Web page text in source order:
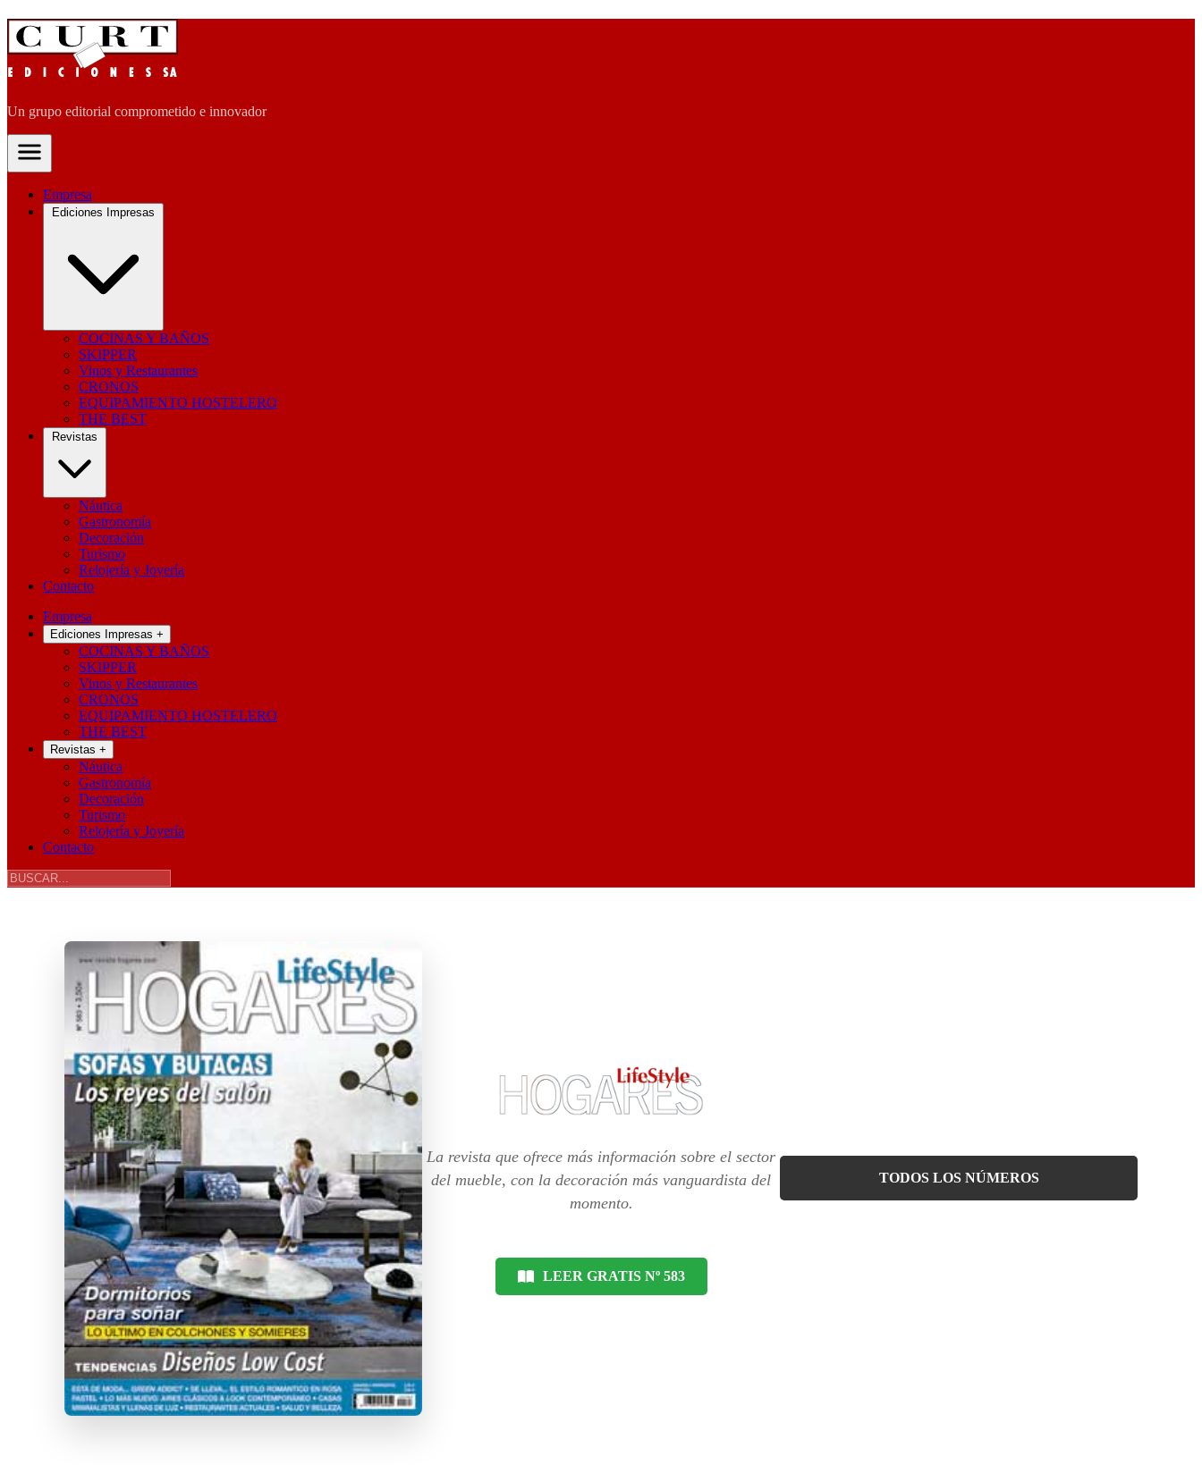
Un grupo editorial comprometido e innovador
Empresa
Ediciones Impresas
COCINAS Y BAÑOS
SKIPPER
Vinos y Restaurantes
CRONOS
EQUIPAMIENTO HOSTELERO
THE BEST
Revistas
Náutica
Gastronomía
Decoración
Turismo
Relojería y Joyería
Contacto
Empresa
Ediciones Impresas +
COCINAS Y BAÑOS
SKIPPER
Vinos y Restaurantes
CRONOS
EQUIPAMIENTO HOSTELERO
THE BEST
Revistas +
Náutica
Gastronomía
Decoración
Turismo
Relojería y Joyería
Contacto
La revista que ofrece más información sobre el sector
del mueble, con la decoración más vanguardista del
momento.
LEER GRATIS Nº 583
TODOS LOS NÚMEROS